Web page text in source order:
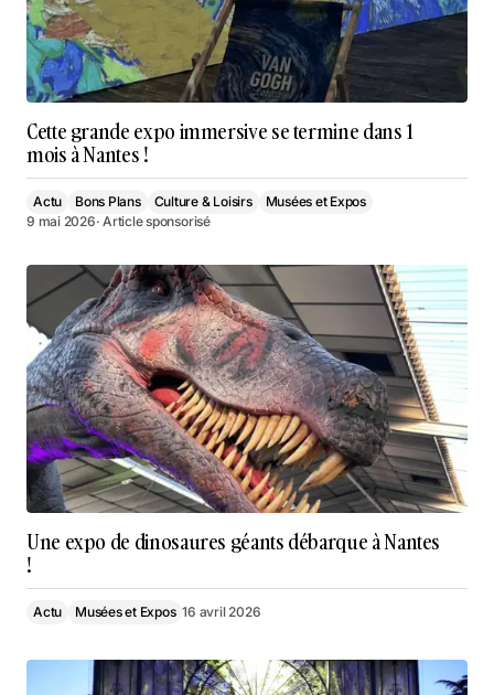
Cette grande expo immersive se termine dans 1
mois à Nantes !
Actu Bons Plans Culture & Loisirs
Musées et Expos
9 mai 2026· Article sponsorisé
Une expo de dinosaures géants débarque à Nantes
!
Actu Musées et Expos 16 avril 2026